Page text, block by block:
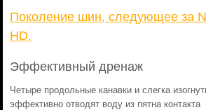
Поколение шин, следующее за
HD.
Эффективный дренаж
Четыре продольные канавки и слегка
эффективно отводят воду из пятна контакта